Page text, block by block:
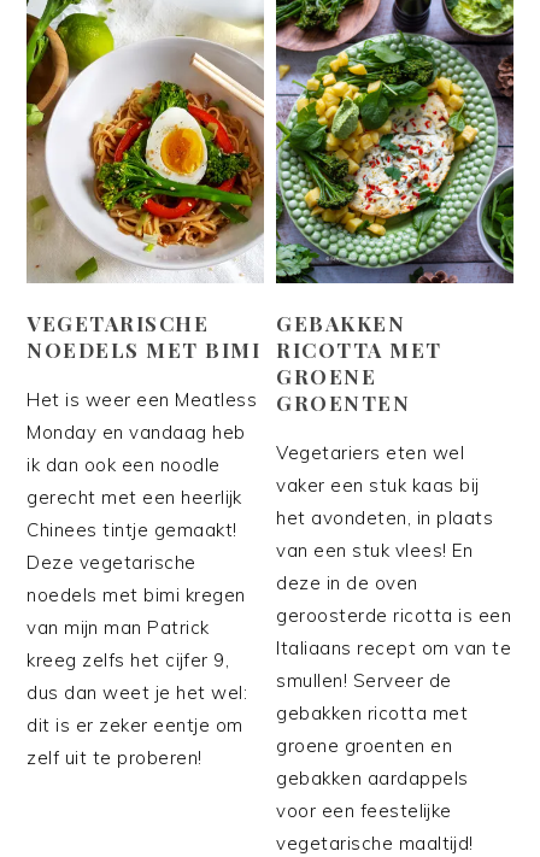
VEGETARISCHE
NOEDELS MET BIMI
Het is weer een Meatless
Monday en vandaag heb
ik dan ook een noodle
gerecht met een heerlijk
Chinees tintje gemaakt!
Deze vegetarische
noedels met bimi kregen
van mijn man Patrick
kreeg zelfs het cijfer 9,
dus dan weet je het wel:
dit is er zeker eentje om
zelf uit te proberen!
GEBAKKEN
RICOTTA MET
GROENE
GROENTEN
Vegetariers eten wel
vaker een stuk kaas bij
het avondeten, in plaats
van een stuk vlees! En
deze in de oven
geroosterde ricotta is een
Italiaans recept om van te
smullen! Serveer de
gebakken ricotta met
groene groenten en
gebakken aardappels
voor een feestelijke
vegetarische maaltijd!